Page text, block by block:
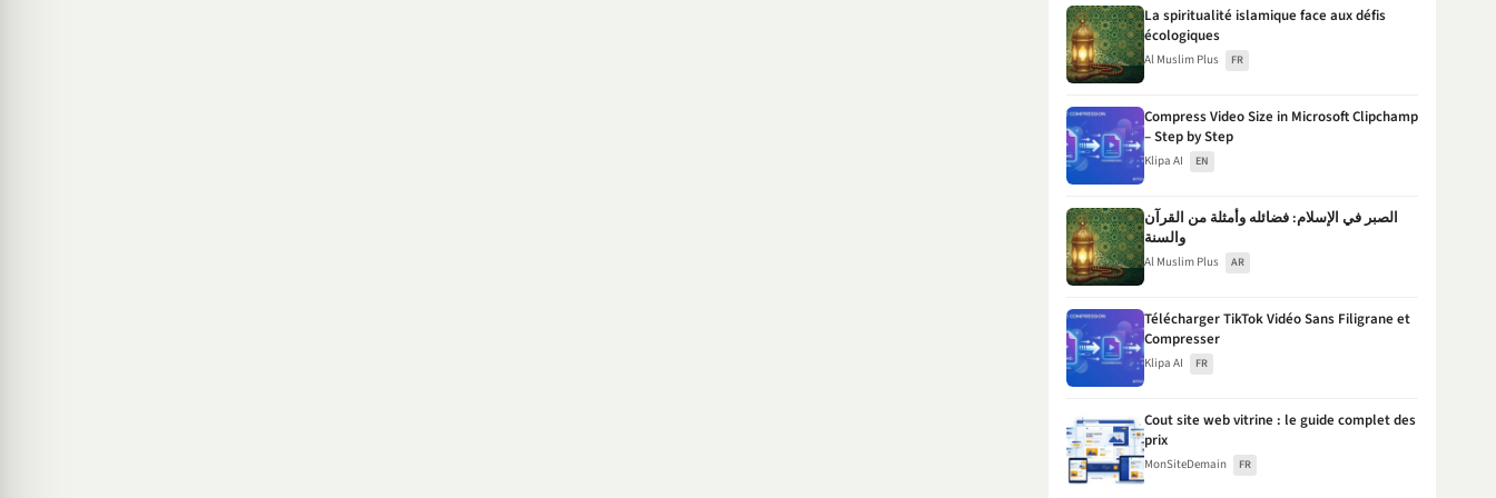
La spiritualité islamique face aux défis
écologiques
Al Muslim Plus FR
Compress Video Size in Microsoft Clipchamp
– Step by Step
Klipa AI EN
الصبر في الإسلام: فضائله وأمثلة من القرآن
والسنة
Al Muslim Plus AR
Télécharger TikTok Vidéo Sans Filigrane et
Compresser
Klipa AI FR
Cout site web vitrine : le guide complet des
prix
MonSiteDemain FR